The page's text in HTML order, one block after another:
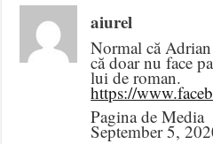
aiurel
Normal că
că doar nu face
lui de roman.
https://
Pagina de Media
September 5,